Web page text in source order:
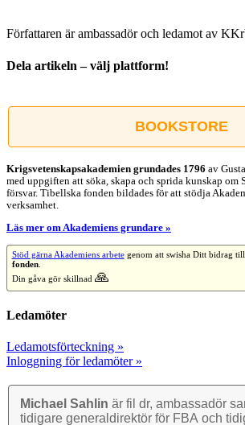
Författaren är ambassadör och ledamot av
Dela artikeln – välj plattform!
post
BOOKSTORE
Krigsvetenskap­sakademien grundades 1796 av
med uppgiften att söka, skapa och sprida kunskap om
försvar. Tibellska fonden bildades för att stödja
verksamhet.
Läs mer om Akademiens grundare »
Stöd gärna Akademiens arbetegenom att swisha Ditt bidrag till
fonden.
Din gåva gör skillnad 🙏
Ledamöter
Ledamotsförteckning »
Inloggning för ledamöter »
Michael Sahlin är fil dr, ambassadör
tidigare general­direktör för FBA och